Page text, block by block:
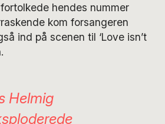
hendes nummer
kom forsangeren
ind på scenen til ‘Love isn’t
Helmig